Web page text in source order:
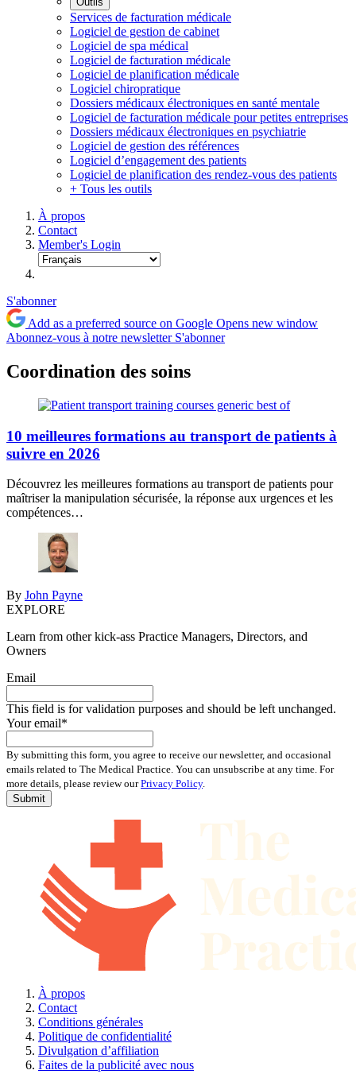
Services de facturation médicale
Logiciel de gestion de cabinet
Logiciel de spa médical
Logiciel de facturation médicale
Logiciel de planification médicale
Logiciel chiropratique
Dossiers médicaux électroniques en santé mentale
Logiciel de facturation médicale pour petites entreprises
Dossiers médicaux électroniques en psychiatrie
Logiciel de gestion des références
Logiciel d’engagement des patients
Logiciel de planification des rendez-vous des patients
+ Tous les outils
À propos
Contact
Member's Login
S'abonner
Add as a preferred source on Google Opens new window
Abonnez-vous à notre newsletter S'abonner
Coordination des soins
10 meilleures formations au transport de patients à
suivre en 2026
Découvrez les meilleures formations au transport de patients pour
maîtriser la manipulation sécurisée, la réponse aux urgences et les
compétences…
By John Payne
EXPLORE
Learn from other kick-ass Practice Managers, Directors, and
Owners
Email
This field is for validation purposes and should be left unchanged.
Your email*
By submitting this form, you agree to receive our newsletter, and occasional
emails related to The Medical Practice. You can unsubscribe at any time. For
more details, please review ourPrivacy Policy.
À propos
Contact
Conditions générales
Politique de confidentialité
Divulgation d’affiliation
Faites de la publicité avec nous